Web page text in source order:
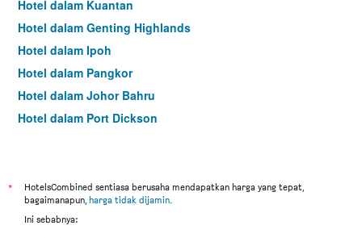
Hotel dalam Kuantan
Hotel dalam Genting Highlands
Hotel dalam Ipoh
Hotel dalam Pangkor
Hotel dalam Johor Bahru
Hotel dalam Port Dickson
*
HotelsCombined sentiasa berusaha mendapatkan harga yang tepat,
bagaimanapun, harga tidak dijamin.
Ini sebabnya: